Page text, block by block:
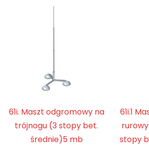
61i. Maszt odgromowy na
trójnogu (3 stopy bet.
średnie)5 mb
61i.1
stopy